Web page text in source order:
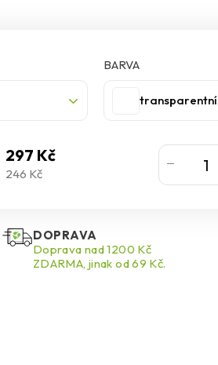
a ochranu, která vydrží.
BARVA
transparentní
297 Kč
246 Kč
DOPRAVA
Doprava nad 1200 Kč
ZDARMA, jinak od 69 Kč.